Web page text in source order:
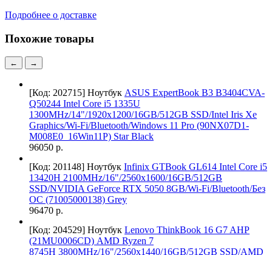
Подробнее о доставке
Похожие товары
← →
[Код: 202715] Ноутбук ASUS ExpertBook B3 B3404CVA-
Q50244 Intel Core i5 1335U
1300MHz/14"/1920x1200/16GB/512GB SSD/Intel Iris Xe
Graphics/Wi-Fi/Bluetooth/Windows 11 Pro (90NX07D1-
M008E0_16Win11P) Star Black
96050 р.
[Код: 201148] Ноутбук Infinix GTBook GL614 Intel Core i5
13420H 2100MHz/16"/2560x1600/16GB/512GB
SSD/NVIDIA GeForce RTX 5050 8GB/Wi-Fi/Bluetooth/Без
ОС (71005000138) Grey
96470 р.
[Код: 204529] Ноутбук Lenovo ThinkBook 16 G7 AHP
(21MU0006CD) AMD Ryzen 7
8745H 3800MHz/16"/2560x1440/16GB/512GB SSD/AMD